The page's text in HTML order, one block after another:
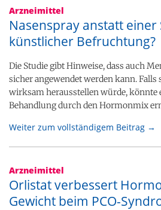
Arzneimittel
Nasenspray anstatt einer
künstlicher Befruchtung?
Die Studie gibt Hinweise, dass auch
sicher angewendet werden kann. Falls
wirksam herausstellen würde, könnte
Behandlung durch den Hormonmix
Weiter zum vollständigem Beitrag →
Arzneimittel
Orlistat verbessert
Gewicht beim PCO-